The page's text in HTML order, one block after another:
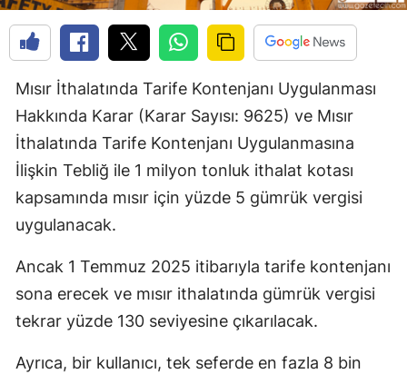
Mısır İthalatında Tarife Kontenjanı Uygulanması
Hakkında Karar (Karar Sayısı: 9625) ve Mısır
İthalatında Tarife Kontenjanı Uygulanmasına
İlişkin Tebliğ ile 1 milyon tonluk ithalat kotası
kapsamında mısır için yüzde 5 gümrük vergisi
uygulanacak.
Ancak 1 Temmuz 2025 itibarıyla tarife kontenjanı
sona erecek ve mısır ithalatında gümrük vergisi
tekrar yüzde 130 seviyesine çıkarılacak.
Ayrıca, bir kullanıcı, tek seferde en fazla 8 bin